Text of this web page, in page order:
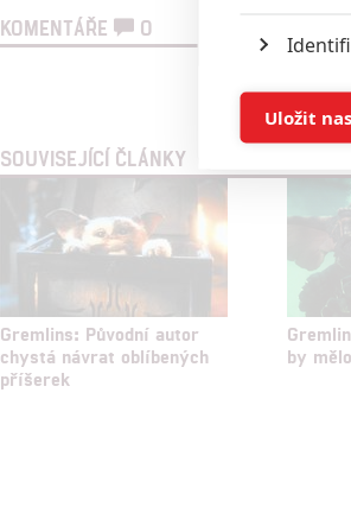
KOMENTÁŘE 0
SOUVISEJÍCÍ ČLÁNKY
Gremlins: Původní autor
chystá návrat oblíbených
příšerek
by
služeb
Udělením
možnost:
Uložit